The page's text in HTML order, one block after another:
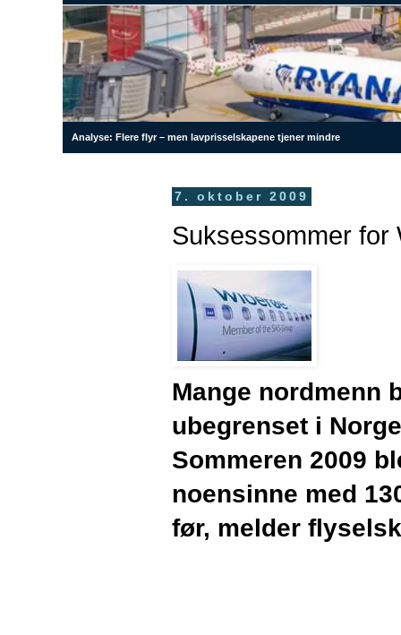
Analyse: Flere flyr – men lavprisselskapene tjener mindre
7. oktober 2009
Suksessommer for
Mange nordmenn
ubegrenset i
Sommeren 2009
noensinne med
før, melder